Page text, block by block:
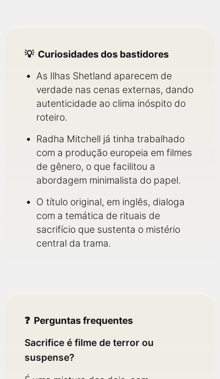
Curiosidades dos bastidores
As Ilhas Shetland aparecem de
verdade nas cenas externas, dando
autenticidade ao clima inóspito do
roteiro.
Radha Mitchell já tinha trabalhado
com a produção europeia em filmes
de gênero, o que facilitou a
abordagem minimalista do papel.
O título original, em inglês, dialoga
com a temática de rituais de
sacrifício que sustenta o mistério
central da trama.
Perguntas frequentes
Sacrifice é filme de terror ou
suspense?